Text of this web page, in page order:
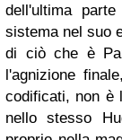
dell'ultima
sistema nel suo
di ciò che è
l'agnizione
codificati, non è
nello stesso